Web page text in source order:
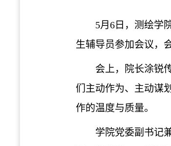
5月6日，测绘学
生辅导员参加会议，
会上，院长涂锐
们主动作为、主动谋
作的温度与质量。
学院党委副书记